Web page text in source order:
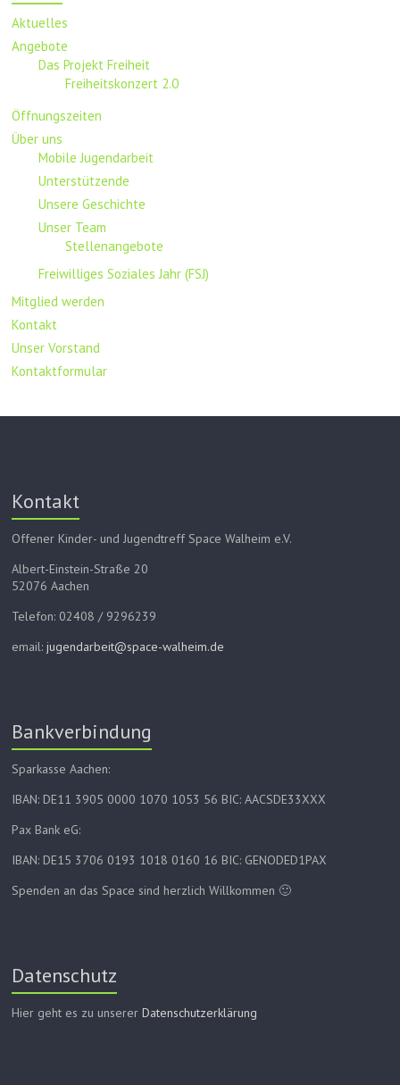
Aktuelles
Angebote
Das Projekt Freiheit
Freiheitskonzert 2.0
Öffnungszeiten
Über uns
Mobile Jugendarbeit
Unterstützende
Unsere Geschichte
Unser Team
Stellenangebote
Freiwilliges Soziales Jahr (FSJ)
Mitglied werden
Kontakt
Unser Vorstand
Kontaktformular
Kontakt
Offener Kinder- und Jugendtreff Space Walheim e.V.
Albert-Einstein-Straße 20
52076 Aachen
Telefon: 02408 / 9296239
email:jugendarbeit@space-walheim.de
Bankverbindung
Sparkasse Aachen:
IBAN: DE11 3905 0000 1070 1053 56 BIC: AACSDE33XXX
Pax Bank eG:
IBAN: DE15 3706 0193 1018 0160 16 BIC: GENODED1PAX
Spenden an das Space sind herzlich Willkommen 🙂
Datenschutz
Hier geht es zu unsererDatenschutzerklärung